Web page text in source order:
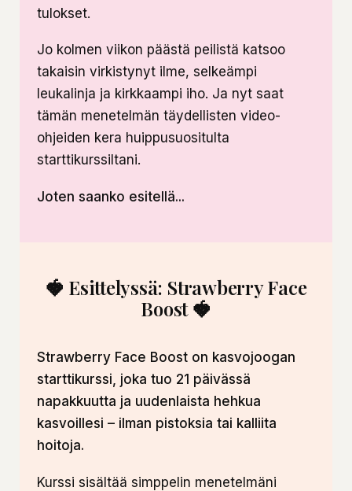
tulokset.
Jo kolmen viikon päästä peilistä katsoo
takaisin virkistynyt ilme, selkeämpi
leukalinja ja kirkkaampi iho. Ja nyt saat
tämän menetelmän täydellisten video-
ohjeiden kera huippusuositulta
starttikurssiltani.
Joten saanko esitellä...
🍓 Esittelyssä: Strawberry Face
Boost 🍓
Strawberry Face Boost on kasvojoogan
starttikurssi, joka tuo 21 päivässä
napakkuutta ja uudenlaista hehkua
kasvoillesi – ilman pistoksia tai kalliita
hoitoja.
Kurssi sisältää simppelin menetelmäni